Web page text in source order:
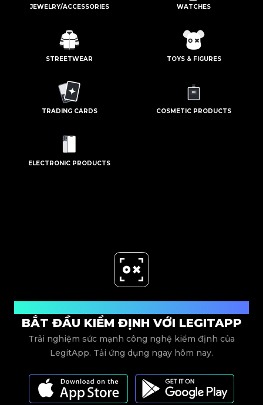
JEWELRY/ACCESSORIES WATCHES
STREETWEAR TOYS & FIGURES
TRADING CARDS COSMETIC PRODUCTS
ELECTRONIC PRODUCTS
BẮT ĐẦU KIỂM ĐỊNH VỚI LEGITAPP
Trải nghiệm sức mạnh công nghệ kiểm định của
LegitApp. Tải ứng dụng ngay hôm nay.